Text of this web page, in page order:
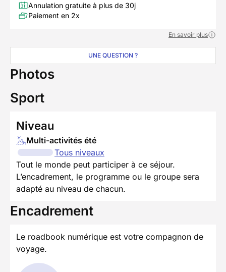
Annulation gratuite à plus de 30j
Paiement en 2x
En savoir plus
UNE QUESTION ?
Photos
Sport
Niveau
Multi-activités été
Tous niveaux
Tout le monde peut participer à ce séjour.
L’encadrement, le programme ou le groupe sera
adapté au niveau de chacun.
Encadrement
Le roadbook numérique est votre compagnon de
voyage.